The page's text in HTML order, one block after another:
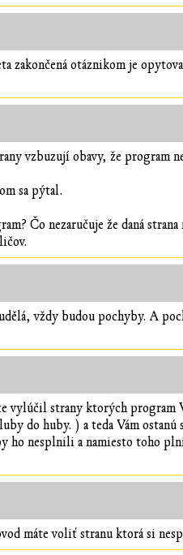
zakončená otáznikom je
vzbuzují obavy, že program
sa pýtal.
Čo nezaručuje že daná
vždy budou pochyby. A
vylúčil strany ktorých program
do huby. ) a teda Vám ostanú
ho nesplnili a namiesto toho
máte voliť stranu ktorá si